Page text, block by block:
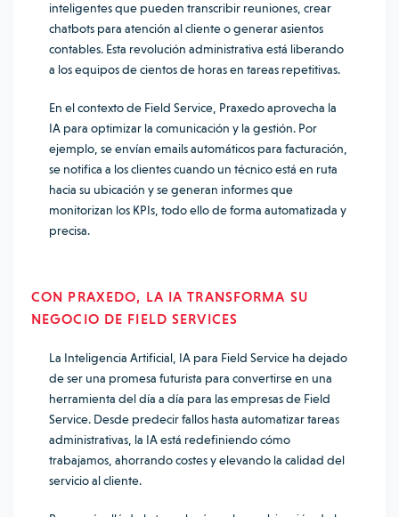
inteligentes que pueden transcribir reuniones, crear
chatbots para atención al cliente o generar asientos
contables. Esta revolución administrativa está liberando
a los equipos de cientos de horas en tareas repetitivas.
En el contexto de Field Service, Praxedo aprovecha la
IA para optimizar la comunicación y la gestión. Por
ejemplo, se envían emails automáticos para facturación,
se notifica a los clientes cuando un técnico está en ruta
hacia su ubicación y se generan informes que
monitorizan los KPIs, todo ello de forma automatizada y
precisa.
CON PRAXEDO, LA IA TRANSFORMA SU
NEGOCIO DE FIELD SERVICES
La Inteligencia Artificial, IA para Field Service ha dejado
de ser una promesa futurista para convertirse en una
herramienta del día a día para las empresas de Field
Service. Desde predecir fallos hasta automatizar tareas
administrativas, la IA está redefiniendo cómo
trabajamos, ahorrando costes y elevando la calidad del
servicio al cliente.